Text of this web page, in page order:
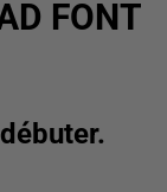
FONT